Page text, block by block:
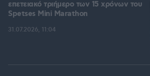
επετειακό τριήμερο των 15 χρόνων του
Spetses Mini Marathon
31.07.2026, 11:04